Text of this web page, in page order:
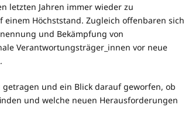
letzten Jahren immer wieder zu
Höchststand. Zugleich offenbaren sich
und Bekämpfung von
Verantwortungsträger_innen vor neue
und ein Blick darauf geworfen, ob
und welche neuen Herausforderungen